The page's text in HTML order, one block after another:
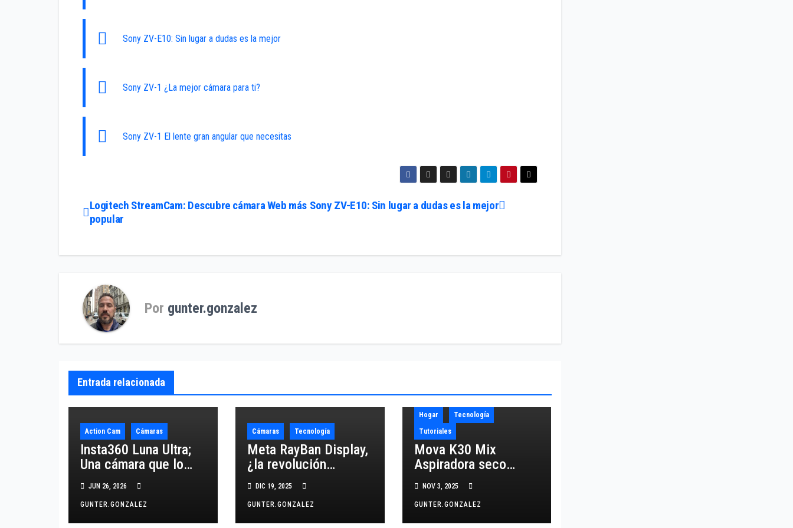
Sony ZV-E10: Sin lugar a dudas es la mejor
Sony ZV-1 ¿La mejor cámara para ti?
Sony ZV-1 El lente gran angular que necesitas
Navegación
entradas
Sony ZV-E10: Sin lugar a dudas es la mejor
Logitech StreamCam: Descubre cámara Web más
popular
Por gunter.gonzalez
Entrada relacionada
Action Cam Cámaras
Insta360 Luna Ultra;
Una cámara que lo
cambia todo.
JUN 26, 2026
GUNTER.GONZALEZ
Cámaras Tecnología
Meta RayBan Display,
¿la revolución
adelantada?
DIC 19, 2025
GUNTER.GONZALEZ
Hogar
Tecnología
Tutoriales
Mova K30 Mix
Aspiradora seco
húmedo: review a
detalle
NOV 3, 2025
GUNTER.GONZALEZ